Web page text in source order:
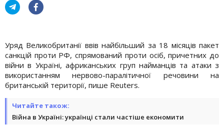
Уряд Великобританії ввів найбільший за 18 місяців пакет
санкцій проти РФ, спрямований проти осіб, причетних до
війни в Україні, африканських груп найманців та атаки з
використанням нервово-паралітичної речовини на
британській території, пише Reuters.
Читайте також:
Війна в Україні: українці стали частіше економити